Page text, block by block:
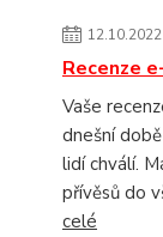
12.10.2022
Recenze
Vaše
dnešní
lidí chválí.
přívěsů do
celé